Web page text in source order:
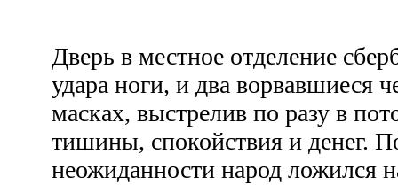
Дверь в местное отделение
удара ноги, и два ворвавшиеся
масках, выстрелив по разу в
тишины, спокойствия и денег.
неожиданности народ ложился